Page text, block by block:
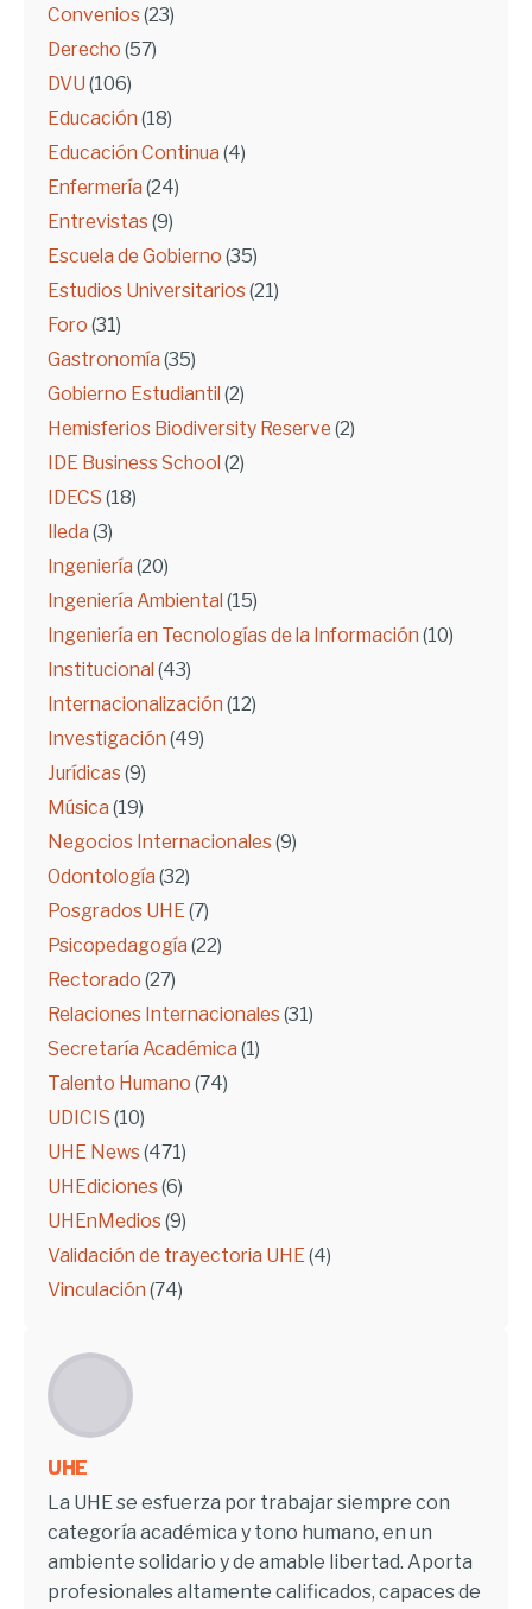
Convenios (23)
Derecho (57)
DVU (106)
Educación (18)
Educación Continua (4)
Enfermería (24)
Entrevistas (9)
Escuela de Gobierno (35)
Estudios Universitarios (21)
Foro (31)
Gastronomía (35)
Gobierno Estudiantil (2)
Hemisferios Biodiversity Reserve (2)
IDE Business School (2)
IDECS (18)
Ileda (3)
Ingeniería (20)
Ingeniería Ambiental (15)
Ingeniería en Tecnologías de la Información (10)
Institucional (43)
Internacionalización (12)
Investigación (49)
Jurídicas (9)
Música (19)
Negocios Internacionales (9)
Odontología (32)
Posgrados UHE(7)
Psicopedagogía (22)
Rectorado (27)
Relaciones Internacionales (31)
Secretaría Académica (1)
Talento Humano (74)
UDICIS (10)
UHE News (471)
UHEdiciones (6)
UHEnMedios (9)
Validación de trayectoria UHE(4)
Vinculación (74)
UHE
La UHE se esfuerza por trabajar siempre con
categoría académica y tono humano, en un
ambiente solidario y de amable libertad. Aporta
profesionales altamente calificados, capaces de